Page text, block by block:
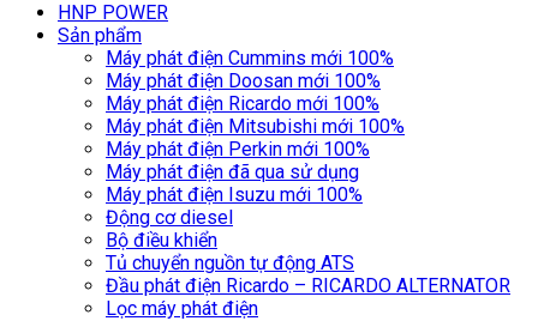
HNP POWER
Sản phẩm
Máy phát điện Cummins mới 100%
Máy phát điện Doosan mới 100%
Máy phát điện Ricardo mới 100%
Máy phát điện Mitsubishi mới 100%
Máy phát điện Perkin mới 100%
Máy phát điện đã qua sử dụng
Máy phát điện Isuzu mới 100%
Động cơ diesel
Bộ điều khiển
Tủ chuyển nguồn tự động ATS
Đầu phát điện Ricardo – RICARDO ALTERNATOR
Lọc máy phát điện